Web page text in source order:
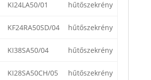
KI24LA50/01 hűtőszekrény
KF24RA50SD/04 hűtőszekrény
KI38SA50/04 hűtőszekrény
KI28SA50CH/05 hűtőszekrény